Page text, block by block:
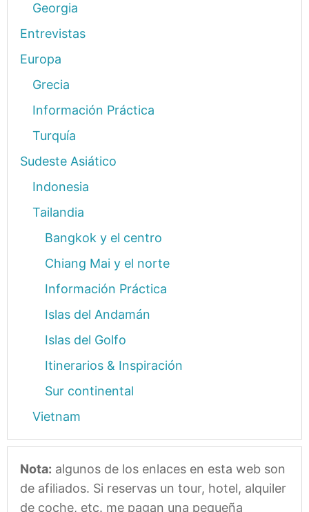
Georgia
Entrevistas
Europa
Grecia
Información Práctica
Turquía
Sudeste Asiático
Indonesia
Tailandia
Bangkok y el centro
Chiang Mai y el norte
Información Práctica
Islas del Andamán
Islas del Golfo
Itinerarios & Inspiración
Sur continental
Vietnam
Nota: algunos de los enlaces en esta web son
de afiliados. Si reservas un tour, hotel, alquiler
de coche, etc. me pagan una pequeña